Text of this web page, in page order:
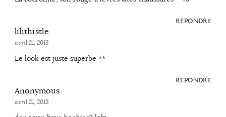
RÉPONDRE
lilithistle
avril 21, 2013 ·
Le look est juste superbe **
RÉPONDRE
Anonymous
avril 21, 2013 ·